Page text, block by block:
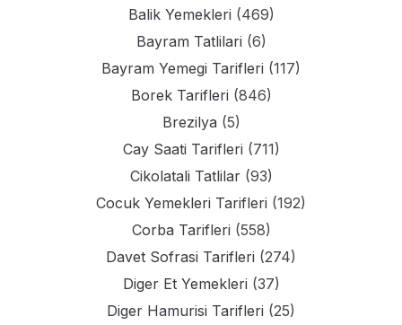
Balik Yemekleri (469)
Bayram Tatlilari (6)
Bayram Yemegi Tarifleri (117)
Borek Tarifleri (846)
Brezilya (5)
Cay Saati Tarifleri (711)
Cikolatali Tatlilar(93)
Cocuk Yemekleri Tarifleri (192)
Corba Tarifleri (558)
Davet Sofrasi Tarifleri (274)
Diger Et Yemekleri (37)
Diger Hamurisi Tarifleri (25)